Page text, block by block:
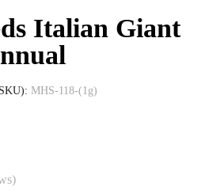
Italian Giant
MHS-118-(1g)